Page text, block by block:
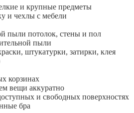
и крупные предметы
и чехлы с мебели
пыли потолок, стены и пол
пыли
штукатурки, затирки, клея
корзинах
вещи аккуратно
и свободных поверхностях
бра